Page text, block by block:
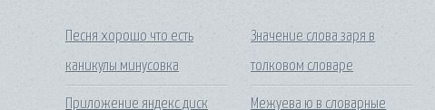
Песня хорошо что есть
каникулы минусовка
Приложение яндекс диск
Значение слова заря в
толковом словаре
Межуева ю в словарные